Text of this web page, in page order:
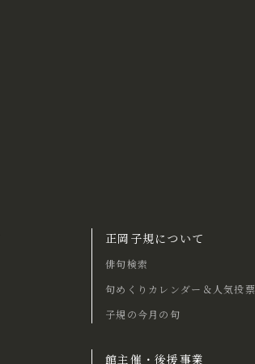
正岡子規について
俳句検索
句めくりカレンダー＆人気投票
子規の今月の句
館主催・後援事業